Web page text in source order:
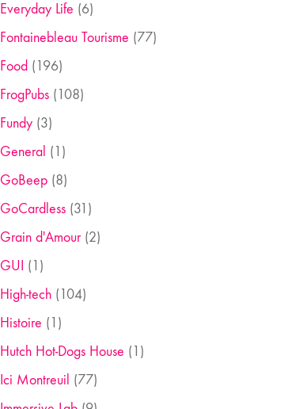
Everyday Life (6)
Fontainebleau Tourisme (77)
Food (196)
FrogPubs(108)
Fundy(3)
General (1)
GoBeep(8)
GoCardless(31)
Grain d'Amour(2)
GUI (1)
High-tech(104)
Histoire (1)
Hutch Hot-Dogs House (1)
Ici Montreuil (77)